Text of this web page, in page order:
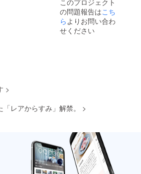
の問題報告はこち
ら よりお問い合わ
せください
>
レアからすみ」解禁。
>